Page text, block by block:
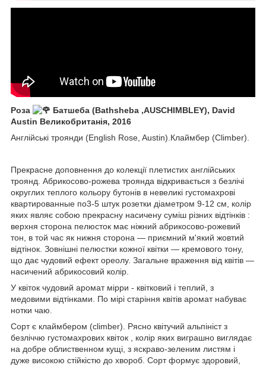
Роза
Батшеба (Bathsheba ,AUSCHIMBLEY), David
Austin Великобританія, 2016
Англійські троянди (English Rose, Austin).Клаймбер (Сlimber).
Прекрасне доповнення до колекції плетистих англійських
троянд. Абрикосово-рожева троянда відкривається з безлічі
округлих теплого кольору бутонів в невеликі густомахрові
квартированные по3-5 штук розетки діаметром 9-12 см, колір
яких являє собою прекрасну насичену суміш різних відтінків :
верхня сторона пелюсток має ніжний абрикосово-рожевий
тон, в той час як нижня сторона — приємний м'який жовтий
відтінок. Зовнішні пелюстки кожної квітки — кремового тону,
що дає чудовий ефект ореолу. Загальне враження від квітів —
насичений абрикосовий колір.
У квіток чудовий аромат мірри - квітковий і теплий, з
медовими відтінками. По мірі старіння квітів аромат набуває
нотки чаю.
Сорт є клаймбером (climber). Рясно квітучий альпініст з
безліччю густомахрових квіток , колір яких виграшно виглядає
на добре облиственном кущі, з яскраво-зеленим листям і
дуже високою стійкістю до хвороб. Сорт формує здоровий,